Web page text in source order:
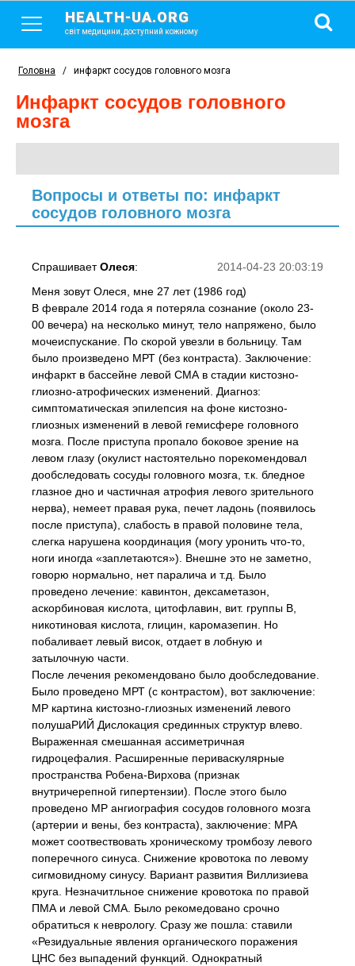
HEALTH-UA.ORG
світ медицини, доступний кожному
Головна / инфаркт сосудов головного мозга
инфаркт сосудов головного
мозга
Вопросы и ответы по: инфаркт
сосудов головного мозга
2014-04-23 20:03:19
СпрашиваетOлеся:
Меня зовут Олеся, мне 27 лет (1986 год)
В феврале 2014 года я потеряла сознание (около 23-
00 вечера) на несколько минут, тело напряжено, было
мочеиспускание. По скорой увезли в больницу. Там
было произведено МРТ (без контраста). Заключение:
инфаркт в бассейне левой СМА в стадии кистозно-
глиозно-атрофических изменений. Диагноз:
симптоматическая эпилепсия на фоне кистозно-
глиозных изменений в левой гемисфере головного
мозга. После приступа пропало боковое зрение на
левом глазу (окулист настоятельно порекомендовал
дообследовать сосуды головного мозга, т.к. бледное
глазное дно и частичная атрофия левого зрительного
нерва), немеет правая рука, печет ладонь (появилось
после приступа), слабость в правой половине тела,
слегка нарушена координация (могу уронить что-то,
ноги иногда «заплетаются»). Внешне это не заметно,
говорю нормально, нет паралича и т.д. Было
проведено лечение: кавинтон, дексаметазон,
аскорбиновая кислота, цитофлавин, вит. группы В,
никотиновая кислота, глицин, каромазепин. Но
побаливает левый висок, отдает в лобную и
затылочную части.
После лечения рекомендовано было дообследование.
Было проведено МРТ (с контрастом), вот заключение:
МР картина кистозно-глиозных изменений левого
полушаРИЙ Дислокация срединных структур влево.
Выраженная смешанная ассиметричная
гидроцефалия. Расширенные периваскулярные
пространства Робена-Вирхова (признак
внутричерепной гипертензии). После этого было
проведено МР ангиография сосудов головного мозга
(артерии и вены, без контраста), заключение: МРА
может соотвествовать хроническому тромбозу левого
поперечного синуса. Снижение кровотока по левому
сигмовидному синусу. Вариант развития Виллизиева
круга. Незначитльное снижение кровотока по правой
ПМА и левой СМА. Было рекомедовано срочно
обратиться к неврологу. Сразу же пошла: ставили
«Резидуальные явления органического поражения
ЦНС без выпадений функций. Однократный